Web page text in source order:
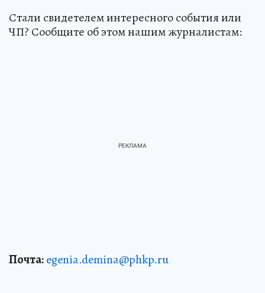
Стали свидетелем интересного события или
ЧП? Сообщите об этом нашим журналистам:
Почта:egenia.demina@phkp.ru